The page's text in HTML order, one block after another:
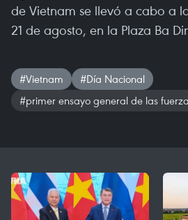
de Vietnam se llevó a cabo a
21 de agosto, en la Plaza Ba
#Vietnam
#Día Nacional
#primer ensayo general de las